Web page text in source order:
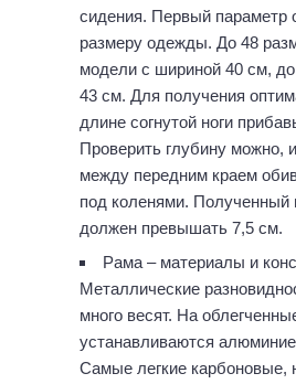
сидения. Первый параметр
размеру одежды. До 48
модели с шириной 40 см,
43 см. Для получения
длине согнутой ноги
Проверить глубину можно,
между передним краем
под коленями. Полученный
должен превышать 7,5 см.
Рама – материалы и
Металлические
много весят. На
устанавливаются
Самые легкие карбоновые,